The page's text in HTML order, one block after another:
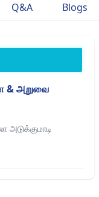
Q&A Blogs
& அறுவை
அடுக்குமாடி